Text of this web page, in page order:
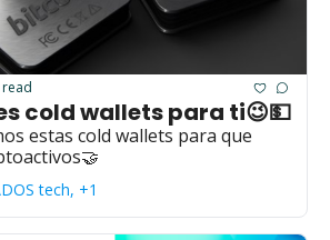
cold wallets para ti😉💵
estas cold wallets para que
tech, +1